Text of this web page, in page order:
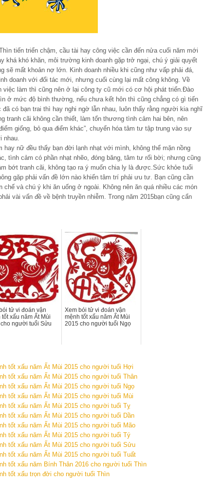
tiến triển chậm, cầu tài hay công việc cần đến nửa cuối năm mới
khá khó khăn, môi trường kinh doanh gặp trở ngại, chú ý giải quyết
sẽ mất khoản nợ lớn. Kinh doanh nhiều khi cũng như vấp phải đá,
doanh với đối tác mới, nhưng cuối cùng lại mất công không. Về
việc làm thì cũng nên ở lại công ty cũ mới có cơ hội phát triển.Đào
ở mức độ bình thường, nếu chưa kết hôn thì cũng chẳng có gì tiến
có bạn trai thì hay nghi ngờ lẫn nhau, luôn thấy rằng người kia nghĩ
tranh cãi không cần thiết, làm tổn thương tình cảm hai bên, nên
giống, bỏ qua điểm khác”, chuyển hóa tâm tư tập trung vào sự
nhau.
hay nữ đều thấy bạn đời lạnh nhạt với mình, không thể mặn nồng
tình cảm có phần nhạt nhẽo, đóng băng, tâm tư rối bời; nhưng cũng
bớt tranh cãi, không tạo ra ý muốn chia ly là được.Sức khỏe tuổi
gặp phải vấn đề lớn nào khiến tâm trí phải ưu tư. Bạn cũng cần
chế và chú ý khi ăn uống ở ngoài. Không nên ăn quá nhiều các món
vài vấn đề về bệnh truyền nhiễm. Trong năm 2015bạn cũng cẩn
tử vi đoán vận
tốt xấu năm Ất Mùi
người tuổi Sửu
Xem bói tử vi đoán vận
mệnh tốt xấu năm Ất Mùi
2015 cho người tuổi Ngọ
tốt xấu năm Ất Mùi 2015 cho người tuổi Hợi
tốt xấu năm Ất Mùi 2015 cho người tuổi Thân
tốt xấu năm Ất Mùi 2015 cho người tuổi Ngọ
tốt xấu năm Ất Mùi 2015 cho người tuổi Mùi
tốt xấu năm Ất Mùi 2015 cho người tuổi Tỵ
tốt xấu năm Ất Mùi 2015 cho người tuổi Dần
tốt xấu năm Ất Mùi 2015 cho người tuổi Mão
tốt xấu năm Ất Mùi 2015 cho người tuổi Tý
tốt xấu năm Ất Mùi 2015 cho người tuổi Sửu
tốt xấu năm Ất Mùi 2015 cho người tuổi Tuất
tốt xấu năm Bính Thân 2016 cho người tuổi Thìn
tốt xấu trọn đời cho người tuổi Thìn